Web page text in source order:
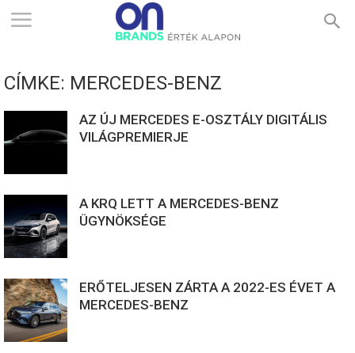
ONBRANDS
ALAPON
CÍMKE: MERCEDES-BENZ
AZ ÚJ MERCEDES E-OSZTÁLY DIGITÁLIS
VILÁGPREMIERJE
A KRQ LETT A MERCEDES-BENZ
ÜGYNÖKSÉGE
ERŐTELJESEN ZÁRTA A 2022-ES ÉVET A
MERCEDES-BENZ